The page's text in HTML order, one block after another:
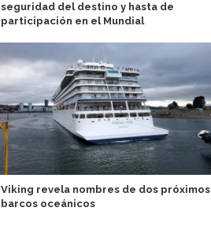
seguridad del destino y hasta de
participación en el Mundial
Viking revela nombres de dos próximos
barcos oceánicos